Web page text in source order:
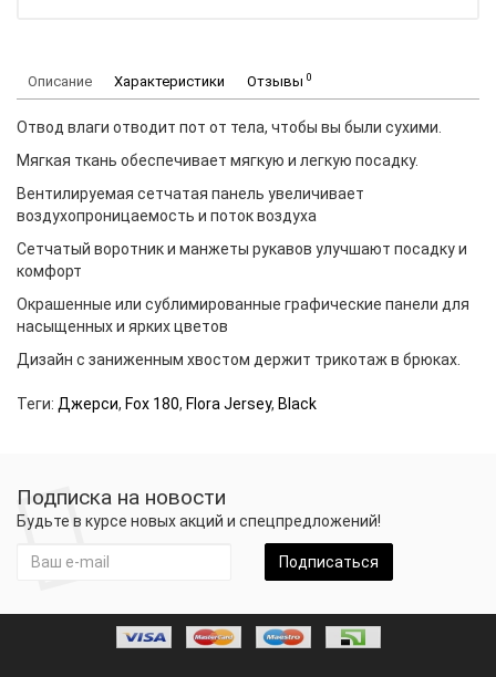
Описание Характеристики Отзывы 0
Отвод влаги отводит пот от тела, чтобы вы были сухими.
Мягкая ткань обеспечивает мягкую и легкую посадку.
Вентилируемая сетчатая панель увеличивает
воздухопроницаемость и поток воздуха
Сетчатый воротник и манжеты рукавов улучшают посадку и
комфорт
Окрашенные или сублимированные графические панели для
насыщенных и ярких цветов
Дизайн с заниженным хвостом держит трикотаж в брюках.
Теги: Джерси, Fox 180, Flora Jersey, Black
Подписка на новости
Будьте в курсе новых акций и спецпредложений!
Подписаться